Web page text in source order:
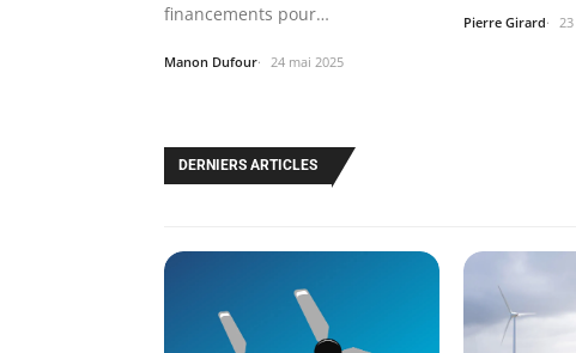
financements pour
Manon Dufour 24 mai 2025
Pierre Girard
DERNIERS ARTICLES